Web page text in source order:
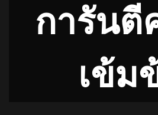
การันตี
เข้ม